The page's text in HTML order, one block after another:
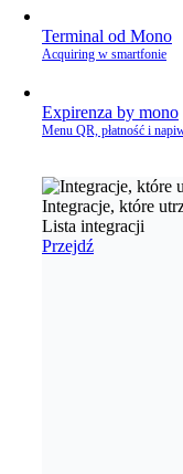
Terminal od Mono
Acquiring w smartfonie
Expirenza by mono
Menu QR, płatność i
Integracje, które
Lista integracji
Przejdź